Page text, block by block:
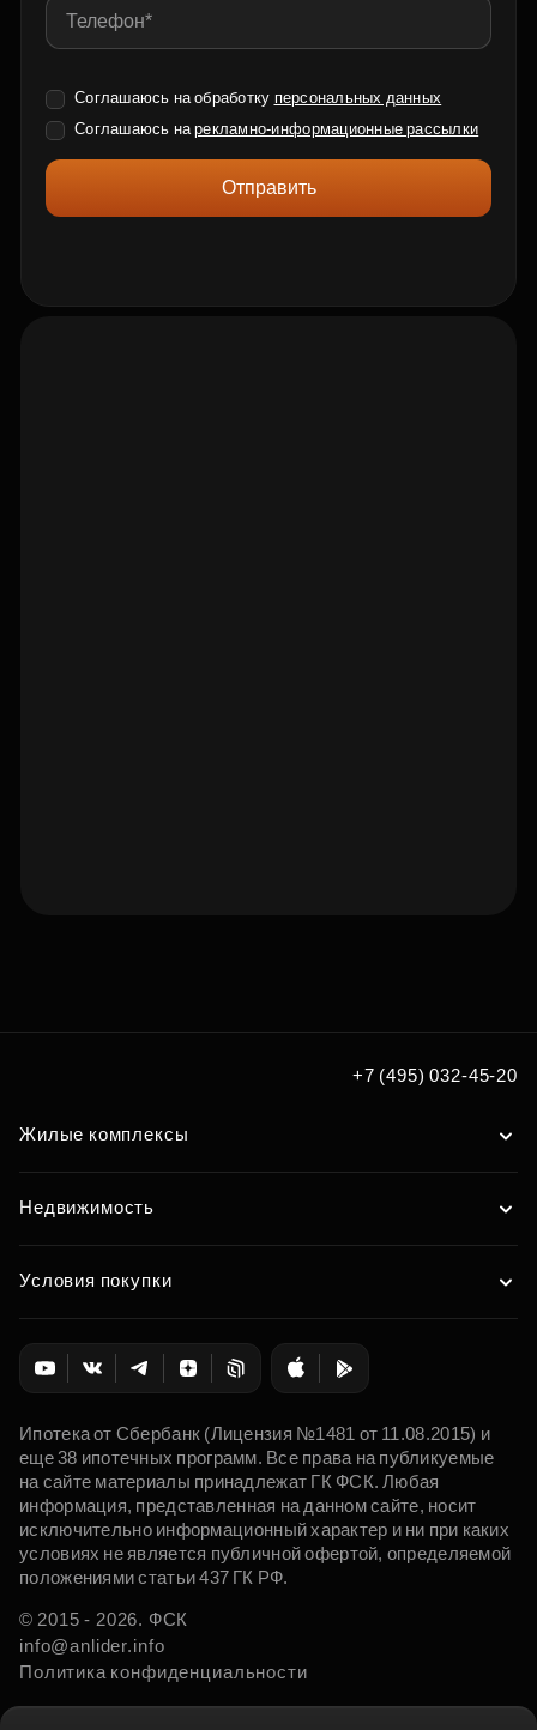
Соглашаюсь на обработку персональных данных
Соглашаюсь нарекламно-информационные рассылки
Отправить
+7 (495) 032-45-20
Жилые комплексы
Недвижимость
Условия покупки
Ипотека от Сбербанк (Лицензия №1481 от 11.08.2015) и
еще 38 ипотечных программ. Все права на публикуемые
на сайте материалы принадлежат ГК ФСК. Любая
информация, представленная на данном сайте, носит
исключительно информационный характер и ни при каких
условиях не является публичной офертой, определяемой
положениями статьи 437 ГК РФ.
© 2015 - 2026. ФСК
info@anlider.info
Политика конфиденциальности